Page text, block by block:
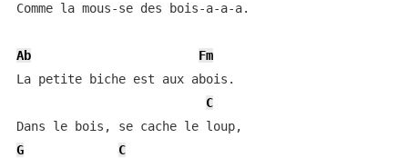
Comme la mous-se des bois-a-a-a.
Ab
Fm
La petite biche est aux abois.
C
G
C